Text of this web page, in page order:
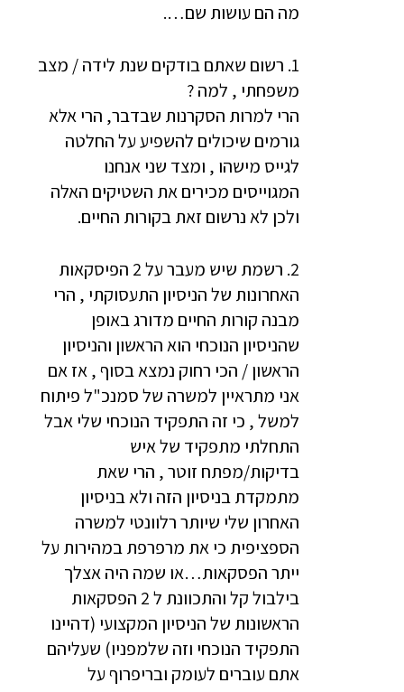
מה הם עושות שם….
1. רשום שאתם בודקים שנת לידה / מצב
משפחתי , למה ?
הרי למרות הסקרנות שבדבר, הרי אלא
גורמים שיכולים להשפיע על החלטה
לגייס מישהו , ומצד שני אנחנו
המגוייסים מכירים את השטיקים האלה
ולכן לא נרשום זאת בקורות החיים.
2. רשמת שיש מעבר על 2 הפיסקאות
האחרונות של הניסיון התעסוקתי , הרי
מבנה קורות החיים מדורג באופן
שהניסיון הנוכחי הוא הראשון והניסיון
הראשון / הכי רחוק נמצא בסוף , אז אם
אני מתראיין למשרה של סמנכ"ל פיתוח
למשל , כי זה התפקיד הנוכחי שלי אבל
התחלתי מתפקיד של איש
בדיקות/מפתח זוטר , הרי שאת
מתמקדת בניסיון הזה ולא בניסיון
האחרון שלי שיותר רלוונטי למשרה
הספציפית כי את מרפרפת במהירות על
ייתר הפסקאות…או שמה היה אצלך
בילבול קל והתכוונת ל 2 הפסקאות
הראשונות של הניסיון המקצועי (דהיינו
התפקיד הנוכחי וזה שלמפניו) שעליהם
אתם עוברים לעומק ובריפרוף על